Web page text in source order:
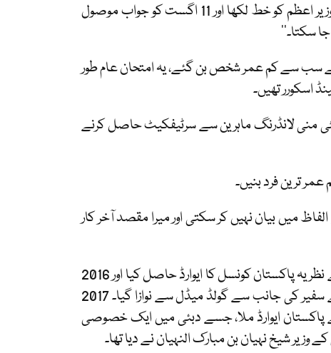
اکبر نے گزشتہ ہفتے عرب نیوز کو بتایا، ’’میں نے اس سال 25 جولائی کو وزیر اعظم کو خط لکھا اور 11 اگست کو جواب موصول
سکتا۔‘‘
کے سب سے کم عمر شخص بن گئے، یہ امتحان عام طور
منی لانڈرنگ ماہرین سے سرٹیفکیٹ حاصل کرنے
ترین فرد بنیں۔
میں بیان نہیں کر سکتی اور میرا مقصد آخر کار
اکبر کو پاکستان میں پہلے ہی تسلیم کیا جا چکا ہے۔ 2013 میں، اس نے نظریہ پاکستان کونسل کا ایوارڈ حاصل کیا اور 2016
میں تعلیم میں شاندار کامیابیوں پر متحدہ عرب امارات میں پاکستان کے سفیر کی جانب سے گولڈ میڈل سے نوازا گیا۔ 2017
ایوارڈ ملا، جسے دبئی میں ایک خصوصی
شیخ نہیان بن مبارک النہیان نے دیا تھا۔